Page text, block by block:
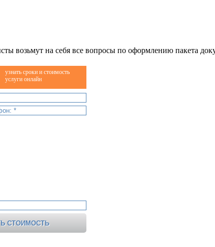
возьмут на себя все вопросы по оформлению пакета
узнать сроки и стоимость
услуги онлайн